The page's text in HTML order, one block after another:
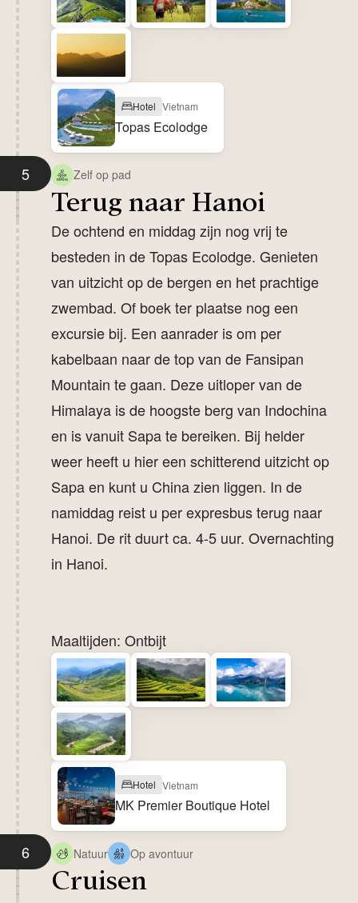
Hotel Vietnam
Topas Ecolodge
5 Zelf op pad
Terug naar Hanoi
De ochtend en middag zijn nog vrij te
besteden in de Topas Ecolodge. Genieten
van uitzicht op de bergen en het prachtige
zwembad. Of boek ter plaatse nog een
excursie bij. Een aanrader is om per
kabelbaan naar de top van de Fansipan
Mountain te gaan. Deze uitloper van de
Himalaya is de hoogste berg van Indochina
en is vanuit Sapa te bereiken. Bij helder
weer heeft u hier een schitterend uitzicht op
Sapa en kunt u China zien liggen. In de
namiddag reist u per expresbus terug naar
Hanoi. De rit duurt ca. 4-5 uur. Overnachting
in Hanoi.
Maaltijden: Ontbijt
Hotel Vietnam
MK Premier Boutique Hotel
6 Natuur Op avontuur
Cruisen